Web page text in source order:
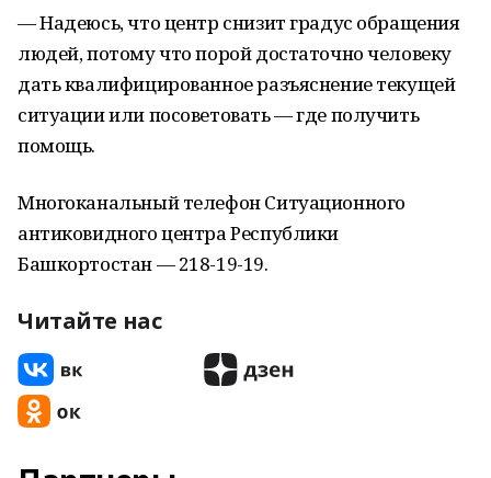
— Надеюсь, что центр снизит градус обращения
людей, потому что порой достаточно человеку
дать квалифицированное разъяснение текущей
ситуации или посоветовать — где получить
помощь.
Многоканальный телефон Ситуационного
антиковидного центра Республики
Башкортостан — 218-19-19.
Читайте нас